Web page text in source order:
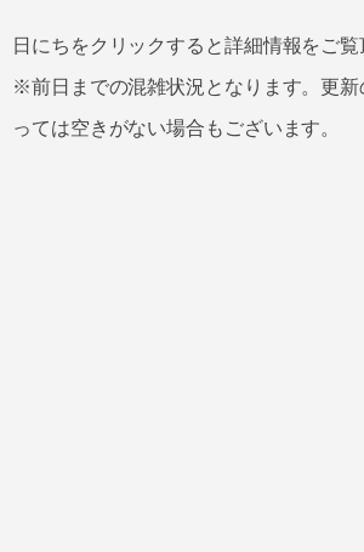
日にちをクリックすると詳細情報をご覧
※前日までの混雑状況となります。更新
っては空きがない場合もございます。